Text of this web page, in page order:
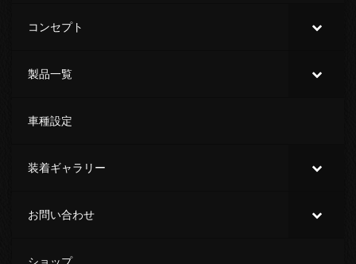
コンセプト
製品一覧
車種設定
装着ギャラリー
お問い合わせ